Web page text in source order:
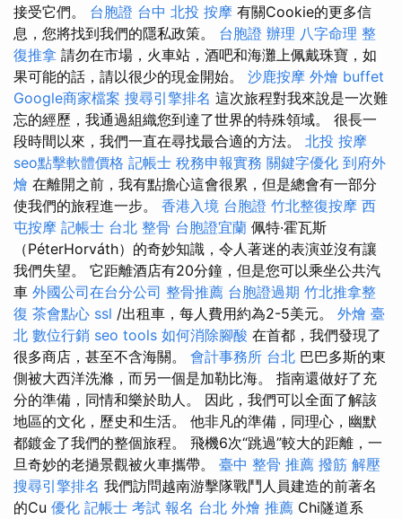
接受它們。 台胞證 台中 北投 按摩 有關Cookie的更多信
息，您將找到我們的隱私政策。 台胞證 辦理 八字命理 整
復推拿 請勿在市場，火車站，酒吧和海灘上佩戴珠寶，如
果可能的話，請以很少的現金開始。 沙鹿按摩 外燴 buffet
Google商家檔案 搜尋引擎排名 這次旅程對我來說是一次難
忘的經歷，我通過組織您到達了世界的特殊領域。 很長一
段時間以來，我們一直在尋找最合適的方法。 北投 按摩
seo點擊軟體價格 記帳士 稅務申報實務 關鍵字優化 到府外
燴 在離開之前，我有點擔心這會很累，但是總會有一部分
使我們的旅程進一步。 香港入境 台胞證 竹北整復按摩 西
屯按摩 記帳士 台北 整骨 台胞證宜蘭 佩特·霍瓦斯
（PéterHorváth）的奇妙知識，令人著迷的表演並沒有讓
我們失望。 它距離酒店有20分鐘，但是您可以乘坐公共汽
車 外國公司在台分公司 整骨推薦 台胞證過期 竹北推拿整
復 茶會點心 ssl /出租車，每人費用約為2-5美元。 外燴 臺
北 數位行銷 seo tools 如何消除腳酸 在首都，我們發現了
很多商店，甚至不含海關。 會計事務所 台北 巴巴多斯的東
側被大西洋洗滌，而另一個是加勒比海。 指南還做好了充
分的準備，同情和樂於助人。 因此，我們可以全面了解該
地區的文化，歷史和生活。 他非凡的準備，同理心，幽默
都鍍金了我們的整個旅程。 飛機6次“跳過”較大的距離，一
旦奇妙的老撾景觀被火車攜帶。 臺中 整骨 推薦 撥筋 解壓
搜尋引擎排名 我們訪問越南游擊隊戰鬥人員建造的前著名
的Cu 優化 記帳士 考試 報名 台北 外燴 推薦 Chi隧道系